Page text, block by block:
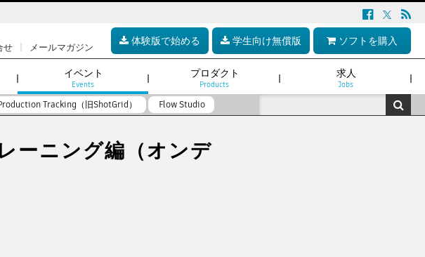
体験版で始める 学生向け無償版 ソフトを購入
せ | メールマガジン
イベント
Events
プロダクト
Products
求人
Jobs
Tracking（旧ShotGrid） Flow Studio
ーニング編（オンデ